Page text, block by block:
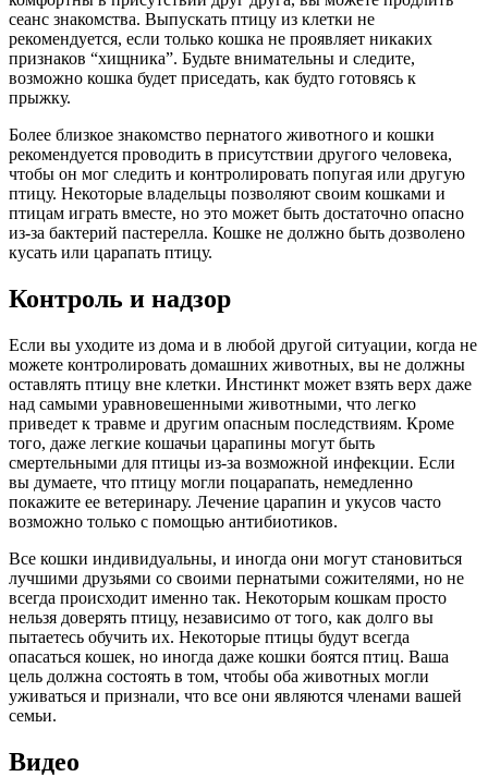
сеанс знакомства. Выпускать птицу из клетки не
рекомендуется, если только кошка не проявляет никаких
признаков “хищника”. Будьте внимательны и следите,
возможно кошка будет приседать, как будто готовясь к
прыжку.
Более близкое знакомство пернатого животного и кошки
рекомендуется проводить в присутствии другого человека,
чтобы он мог следить и контролировать попугая или другую
птицу. Некоторые владельцы позволяют своим кошками и
птицам играть вместе, но это может быть достаточно опасно
из-за бактерий пастерелла. Кошке не должно быть дозволено
кусать или царапать птицу.
Контроль и надзор
Если вы уходите из дома и в любой другой ситуации, когда не
можете контролировать домашних животных, вы не должны
оставлять птицу вне клетки. Инстинкт может взять верх даже
над самыми уравновешенными животными, что легко
приведет к травме и другим опасным последствиям. Кроме
того, даже легкие кошачьи царапины могут быть
смертельными для птицы из-за возможной инфекции. Если
вы думаете, что птицу могли поцарапать, немедленно
покажите ее ветеринару. Лечение царапин и укусов часто
возможно только с помощью антибиотиков.
Все кошки индивидуальны, и иногда они могут становиться
лучшими друзьями со своими пернатыми сожителями, но не
всегда происходит именно так. Некоторым кошкам просто
нельзя доверять птицу, независимо от того, как долго вы
пытаетесь обучить их. Некоторые птицы будут всегда
опасаться кошек, но иногда даже кошки боятся птиц. Ваша
цель должна состоять в том, чтобы оба животных могли
уживаться и признали, что все они являются членами вашей
семьи.
Видео